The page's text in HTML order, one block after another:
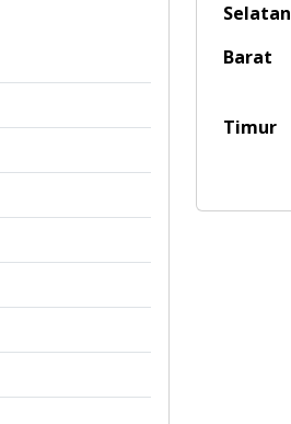
Selatan
Barat
Timur